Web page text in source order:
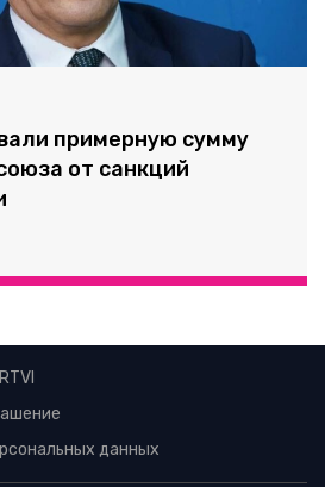
примерную сумму
от санкций
данных